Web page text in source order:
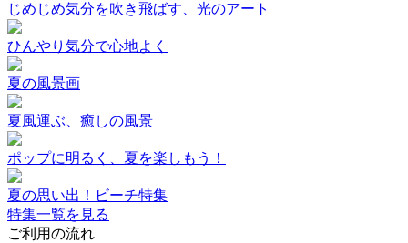
じめじめ気分を吹き飛ばす、光のアート
ひんやり気分で心地よく
夏の風景画
夏風運ぶ、癒しの風景
ポップに明るく、夏を楽しもう！
夏の思い出！ビーチ特集
特集一覧を見る
ご利用の流れ